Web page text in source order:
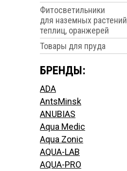
Фитосветильники
для наземных
теплиц, оранжерей
Товары для пруда
БРЕНДЫ:
ADA
AntsMinsk
ANUBIAS
Aqua Medic
Aqua Zonic
AQUA-LAB
AQUA-PRO